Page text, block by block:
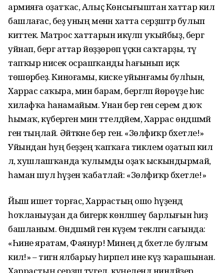
армияға оҙатҡас, Алыҫ Көнсығыштан хаттар килә
башлағас, беҙ уның менән хатта серҙәштәр булып
киттек. Матрос хаттарын икәүләп уҡыйбыҙ, бергә
уйнап, бергә аттар йөҙҙөрөп үҫкән саҡтарҙы, тәү
тапҡыр нисек осрашҡанды һағынып иҫкә
төшөрәбеҙ. Киноғамы, киске уйынғамы булһын,
Харрас саҡыра, мин барам, бергәләп йөрөүҙе һис
хилафҡа һанамайым. Унан бер генә серем дә юҡ
һымаҡ, күберәген мин тәтелдәйем, Харрас өндәшмәй
генә тыңлай. Әйткәне бер генә. «Зөлфиҡәр бәхетле!»
Уйындан һуң беҙҙең ҡапҡаға тиклем оҙатып килә
лә, хушлашҡанда ҡулымды оҙаҡ ыскындырмай,
һаман шул һүҙен ҡабатлай: «Зөлфиҡәр бәхетле!»
Йыш ишетә торғас, Харрастың ошо һүҙендә
һоҡланыуҙан да бигерәк көнләшеү барлығын һиҙә
башланым. Өндәшмәй генә күҙемә текләгән сағында:
«Һине яратам, Фаянур! Минең дә бәхетле булғым
килә!» – тигән ялбарыу һирпелә ине күҙ ҡарашынан.